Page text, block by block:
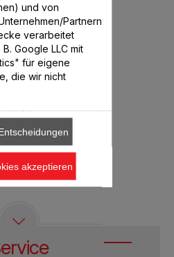
HF456
Rezepte in 2
Klicks
und von
Partnern
verarbeitet
Google LLC mit
für eigene
die wir nicht
akzeptieren